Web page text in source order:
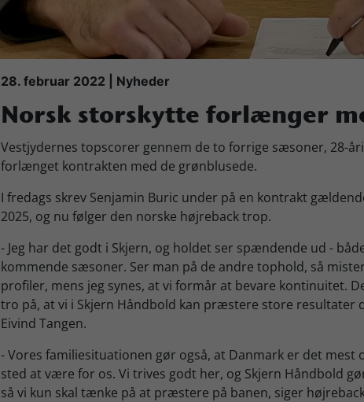
28. februar 2022 | Nyheder
Norsk storskytte forlænger
Vestjydernes topscorer gennem de to forrige sæsoner, 28-
forlænget kontrakten med de grønblusede.
I fredags skrev Senjamin Buric under på en kontrakt
2025, og nu følger den norske højreback trop.
- Jeg har det godt i Skjern, og holdet ser spændende ud -
kommende sæsoner. Ser man på de andre tophold, så
profiler, mens jeg synes, at vi formår at bevare kontinuitet.
tro på, at vi i Skjern Håndbold kan præstere store resultater
Eivind Tangen.
- Vores familiesituationen gør også, at Danmark er det mest
sted at være for os. Vi trives godt her, og Skjern Håndbold
så vi kun skal tænke på at præstere på banen, siger